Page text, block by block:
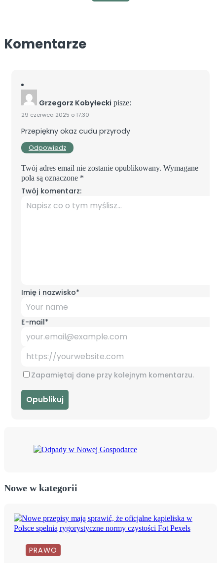
Komentarze
Grzegorz Kobyłecki pisze:
29 czerwca 2025 o 17:30
Przepiękny okaz cudu przyrody
Odpowiedz
Twój adres email nie zostanie opublikowany. Wymagane
pola są oznaczone *
Twój komentarz:
Imię i nazwisko*
E-mail*
Zapamiętaj dane przy kolejnym komentarzu.
Nowe w kategorii
PRAWO